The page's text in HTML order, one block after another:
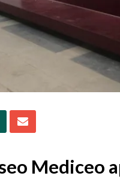
Mediceo